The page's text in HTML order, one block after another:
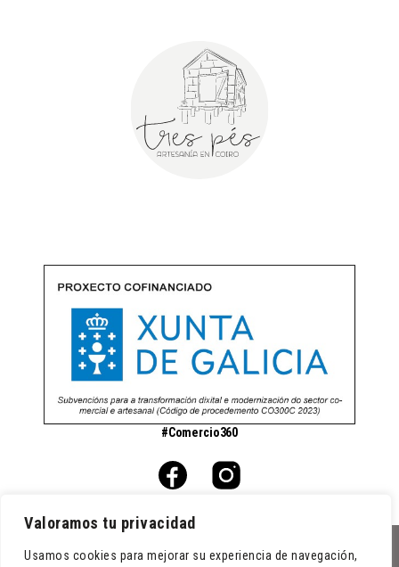
Valoramos tu privacidad
Usamos cookies para mejorar su experiencia de navegación,
#Comercio360